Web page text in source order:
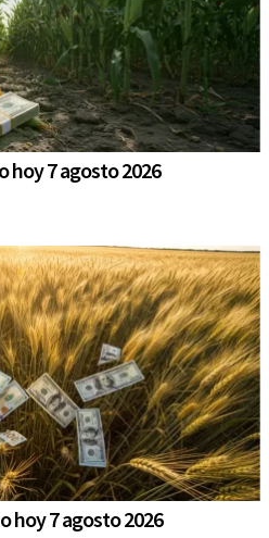
hoy 7 agosto 2026
hoy 7 agosto 2026